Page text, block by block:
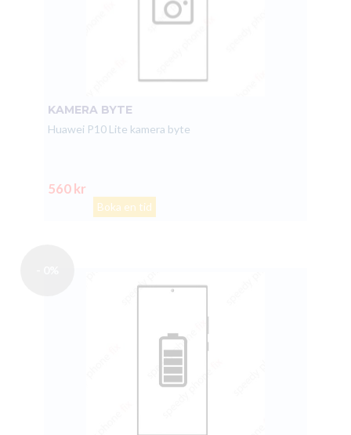
KAMERA BYTE
Huawei P10 Lite kamera byte
560 kr
Boka en tid